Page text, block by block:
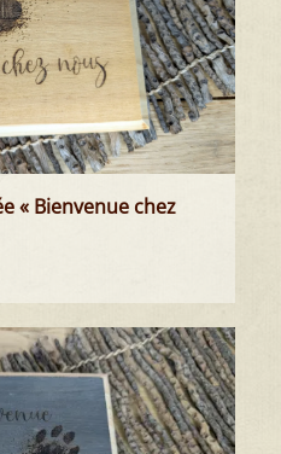
« Bienvenue chez